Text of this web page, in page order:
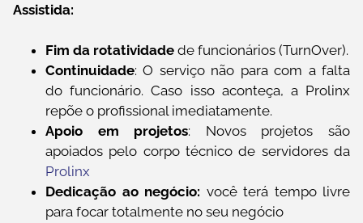
Assistida:
Fim da rotatividade de funcionários (TurnOver).
Continuidade: O serviço não para com a falta
do funcionário. Caso isso aconteça, a Prolinx
repõe o profissional imediatamente.
Apoio em projetos: Novos projetos são
apoiados pelo corpo técnico de servidores da
Prolinx
Dedicação ao negócio: você terá tempo livre
para focar totalmente no seu negócio